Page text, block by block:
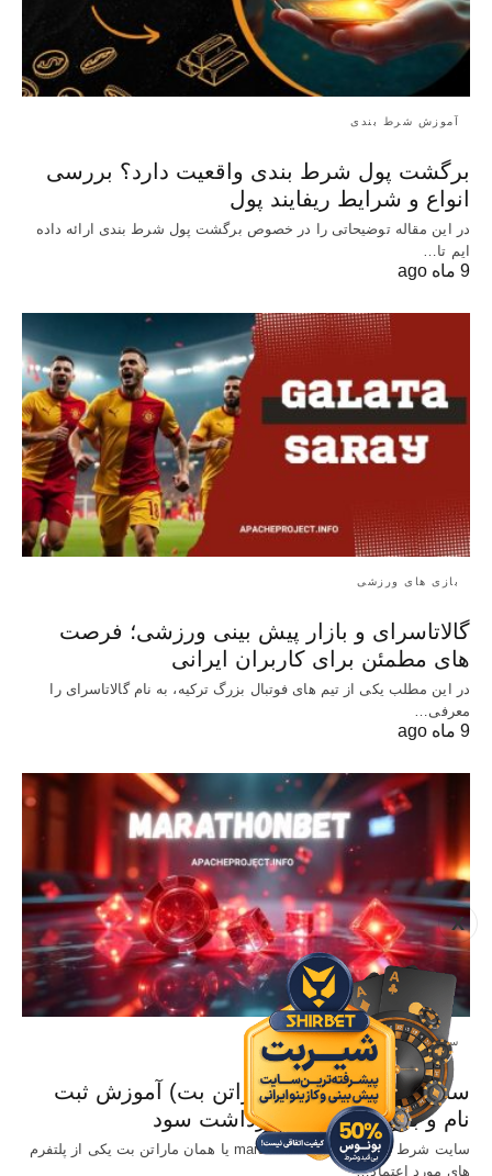
X
آموزش شرط بندی
برگشت پول شرط بندی واقعیت دارد؟ بررسی
انواع و شرایط ریفایند پول
در این مقاله توضیحاتی را در خصوص برگشت پول شرط بندی ارائه داده
ایم تا…
9 ماه ago
بازی های ورزشی
گالاتاسرای و بازار پیش‌ بینی ورزشی؛ فرصت‌
های مطمئن برای کاربران ایرانی
در این مطلب یکی از تیم های فوتبال بزرگ ترکیه، به نام گالاتاسرای را
معرفی…
9 ماه ago
سایت معتبر شرط بندی
سایت Marathonbet (ماراتن بت) آموزش ثبت
نام و بررسی شرایط برداشت سود
سایت شرط بندی خارجی marathonbet یا همان ماراتن بت یکی از پلتفرم
های مورد اعتماد…